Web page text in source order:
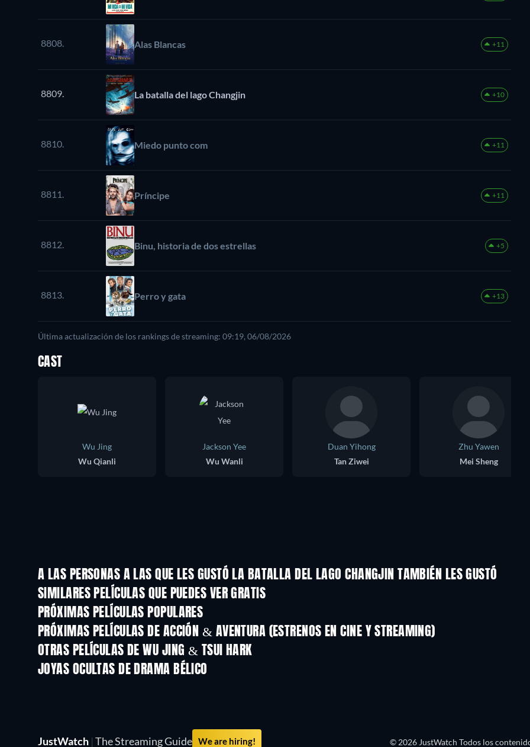
8808. Alas Blancas +11
8809. La batalla del lago Changjin +10
8810. Miedo punto com +11
8811. Príncipe +11
8812. Binu, historia de dos estrellas +5
8813. Perro y gata +13
Última actualización de los rankings de streaming: 09:19, 06/08/2026
CAST
Wu Jing
Wu Qianli
Jackson Yee
Wu Wanli
Duan Yihong
Tan Ziwei
Zhu Yawen
Mei Sheng
A LAS PERSONAS A LAS QUE LES GUSTÓ LA BATALLA DEL LAGO CHANGJIN TAMBIÉN LES GUSTÓ
SIMILARES PELÍCULAS QUE PUEDES VER GRATIS
PRÓXIMAS PELÍCULAS POPULARES
PRÓXIMAS PELÍCULAS DE ACCIÓN & AVENTURA (ESTRENOS EN CINE Y STREAMING)
OTRAS PELÍCULAS DE WU JING & TSUI HARK
JOYAS OCULTAS DE DRAMA BÉLICO
JustWatch | The Streaming Guide We are hiring! © 2026 JustWatch Todos los